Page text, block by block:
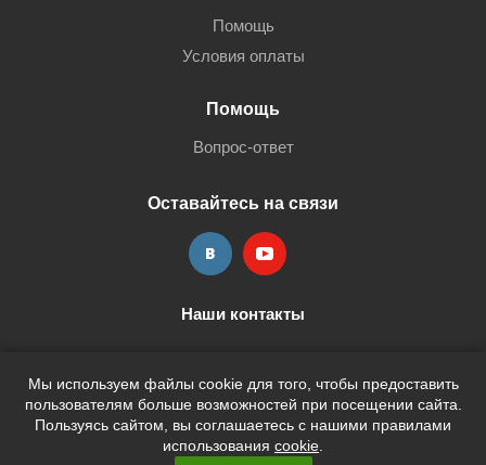
Мы используем файлы cookie для того, чтобы предоставить
пользователям больше возможностей при посещении сайта.
Пользуясь сайтом, вы соглашаетесь с нашими правилами
использования cookie
Помощь
Условия оплаты
Помощь
Вопрос-ответ
Оставайтесь на связи
Наши контакты